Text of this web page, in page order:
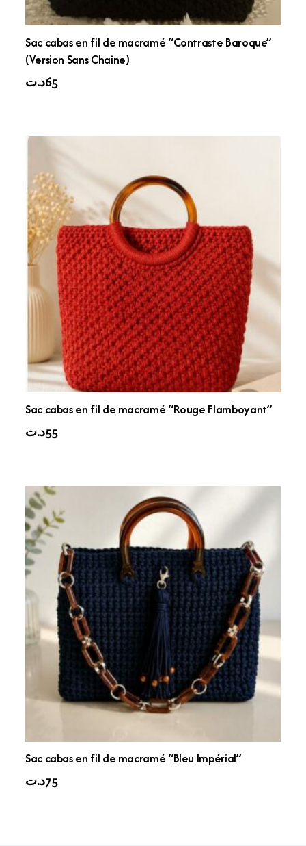
Sac cabas en fil de macramé “Contraste Baroque”
(Version Sans Chaîne)
65د.ت
Sac cabas en fil de macramé “Rouge Flamboyant”
55د.ت
Sac cabas en fil de macramé “Bleu Impérial”
75د.ت